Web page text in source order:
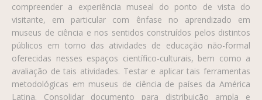
compreender a experiência museal do ponto de vista do
visitante, em particular com ênfase no aprendizado em
museus de ciência e nos sentidos construídos pelos distintos
públicos em torno das atividades de educação não-formal
oferecidas nesses espaços científico-culturais, bem como a
avaliação de tais atividades. Testar e aplicar tais ferramentas
metodológicas em museus de ciência de países da América
Latina. Consolidar documento para distribuição ampla e